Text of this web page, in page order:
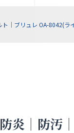
ト｜ブリュレ OA-8042(ラ
防炎｜防汚